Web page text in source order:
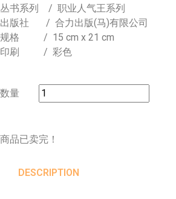
丛书系列 / 职业人气王系列
出版社 / 合力出版(马)有限公司
规格 / 15 cm x 21 cm
印刷 / 彩色
数量
商品已卖完！
DESCRIPTION